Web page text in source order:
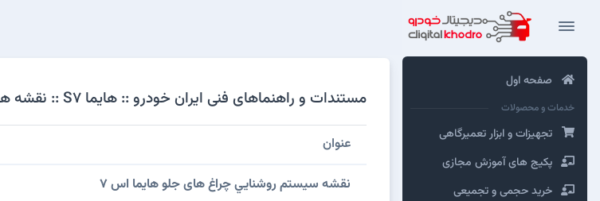
صفحه اول
خدمات و محصولات
تجهیزات و ابزار تعمیرگاهی
پکیج های آموزش مجازی
خرید حجمی و تجمیعی
مستندات و راهنماهای فنی ایران خودرو :: هایما S7 :: نقشه های الکتریکی ::
عنوان
نقشه سيستم روشنايي چراغ های جلو هایما اس 7